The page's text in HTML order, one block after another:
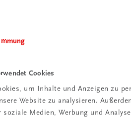
Cookies
um Inhalte und Anzeigen zu
Website zu analysieren.
soziale Medien, Werbung und